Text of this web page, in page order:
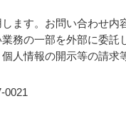
ます。お問い合わせ
務の一部を外部に委
人情報の開示等の請求
0021